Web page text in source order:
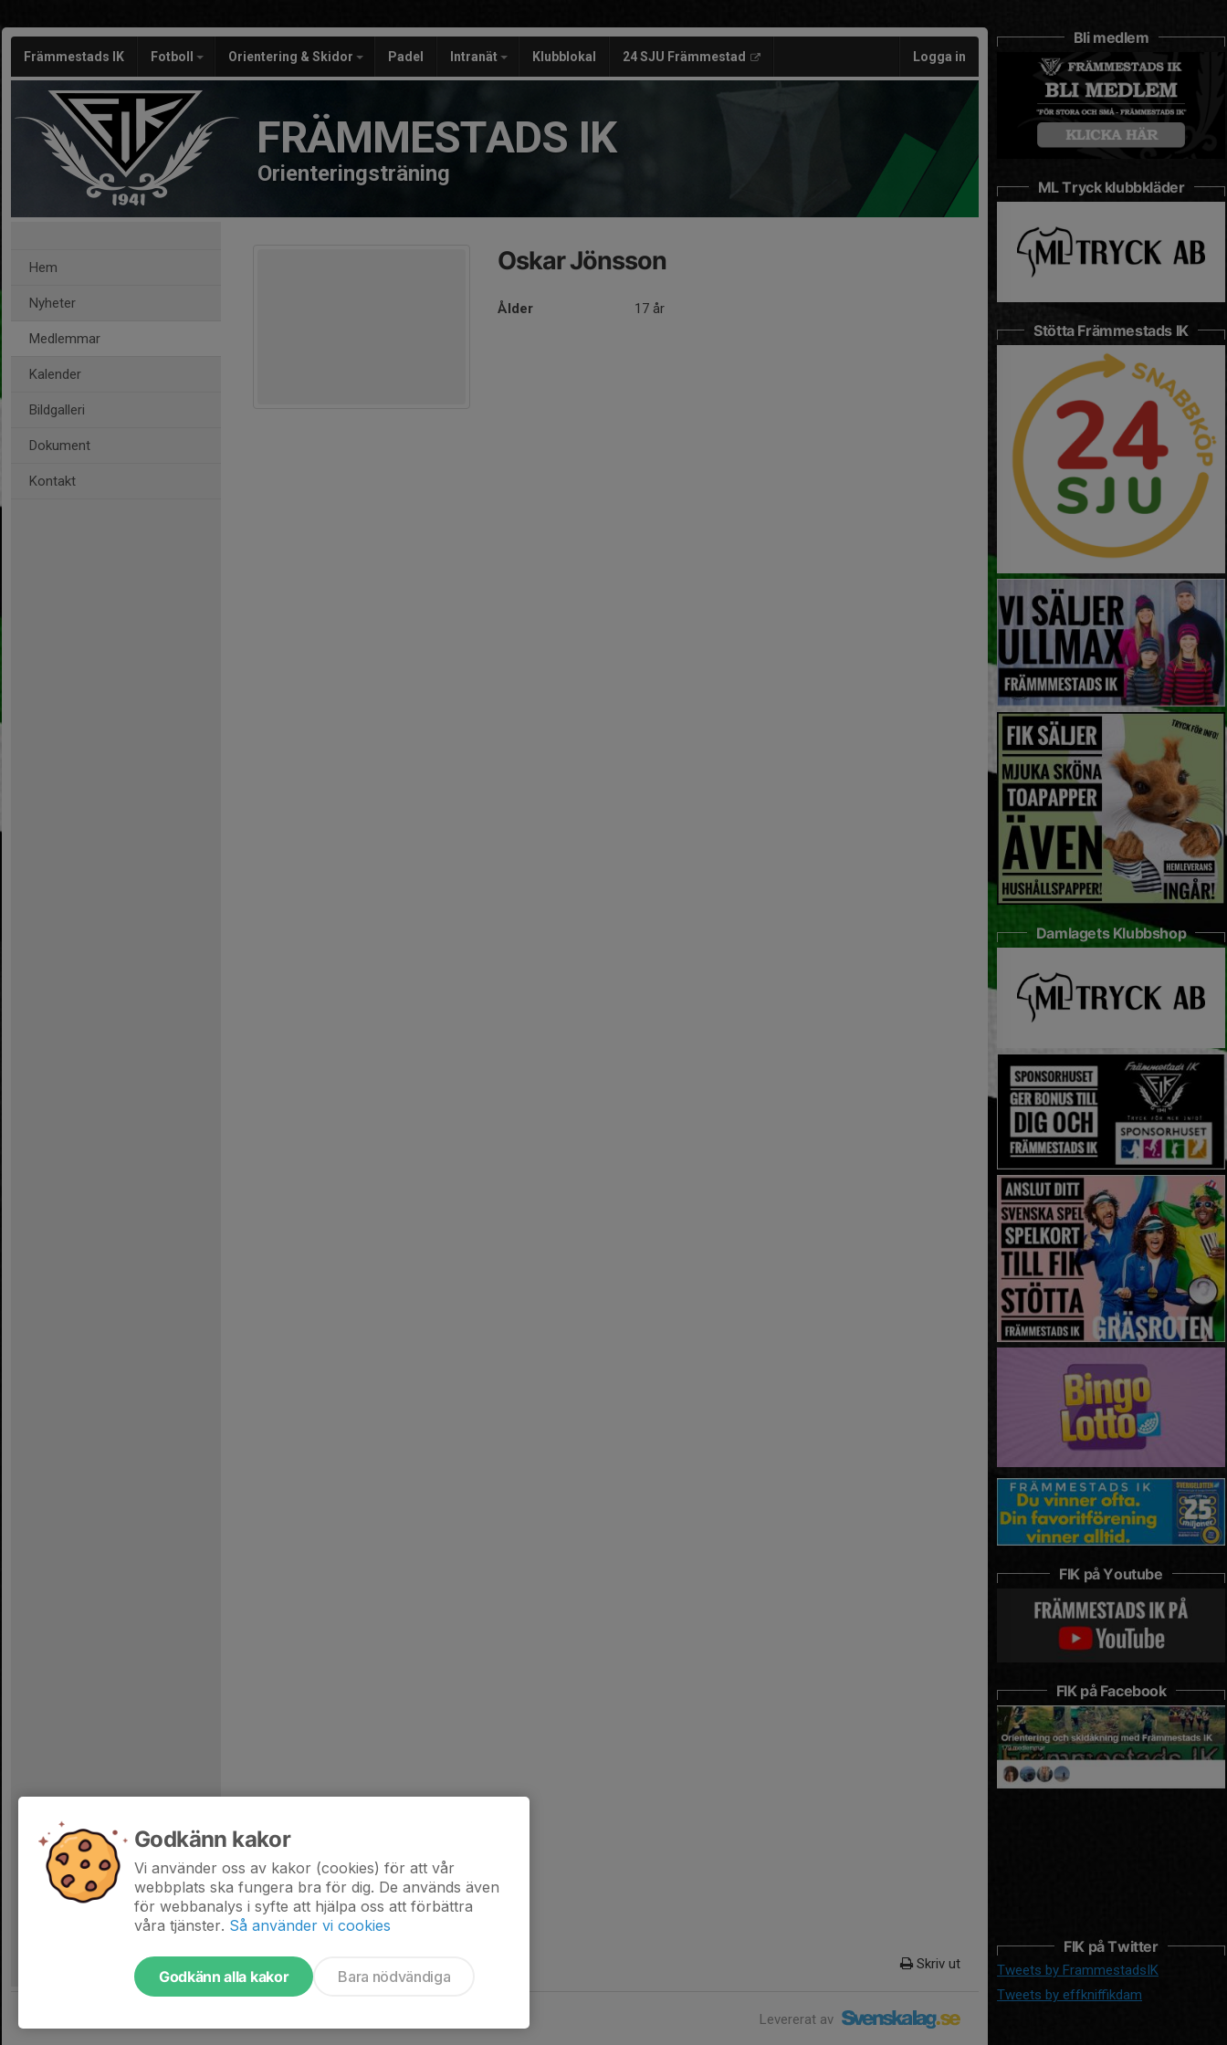
Främmestads IK Fotboll Orientering & Skidor Padel Intranät Klubblokal 24 SJU Främmestad Logga in
FRÄMMESTADS IK
Orienteringsträning
Hem
Nyheter
Medlemmar
Kalender
Bildgalleri
Dokument
Kontakt
Oskar Jönsson
Ålder 17 år
Skriv ut
Levererat av
Bli medlem
ML Tryck klubbkläder
Stötta Främmestads IK
Damlagets Klubbshop
FIK på Youtube
FIK på Facebook
FIK på Twitter
Tweets by FrammestadsIK
Tweets by effkniffikdam
Godkänn kakor
Vi använder oss av kakor (cookies) för att vår
webbplats ska fungera bra för dig. De används även
för webbanalys i syfte att hjälpa oss att förbättra
våra tjänster. Så använder vi cookies
Godkänn alla kakor Bara nödvändiga